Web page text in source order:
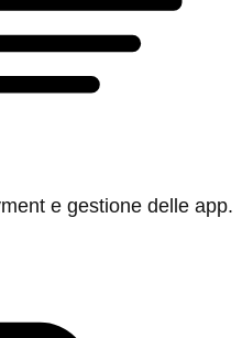
e gestione delle app.